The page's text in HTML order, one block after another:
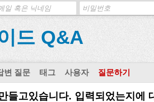
드 Q&A
변 질문 태그 사용자 질문하기
들고있습니다. 입력되었는지에